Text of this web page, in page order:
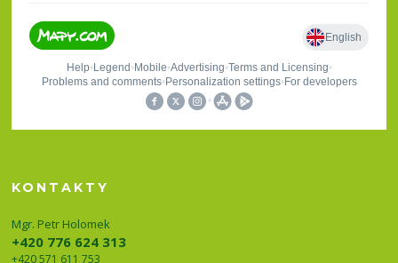
KONTAKTY
Mgr. Petr Holomek
+420 776 624 313
+420 571 611 753